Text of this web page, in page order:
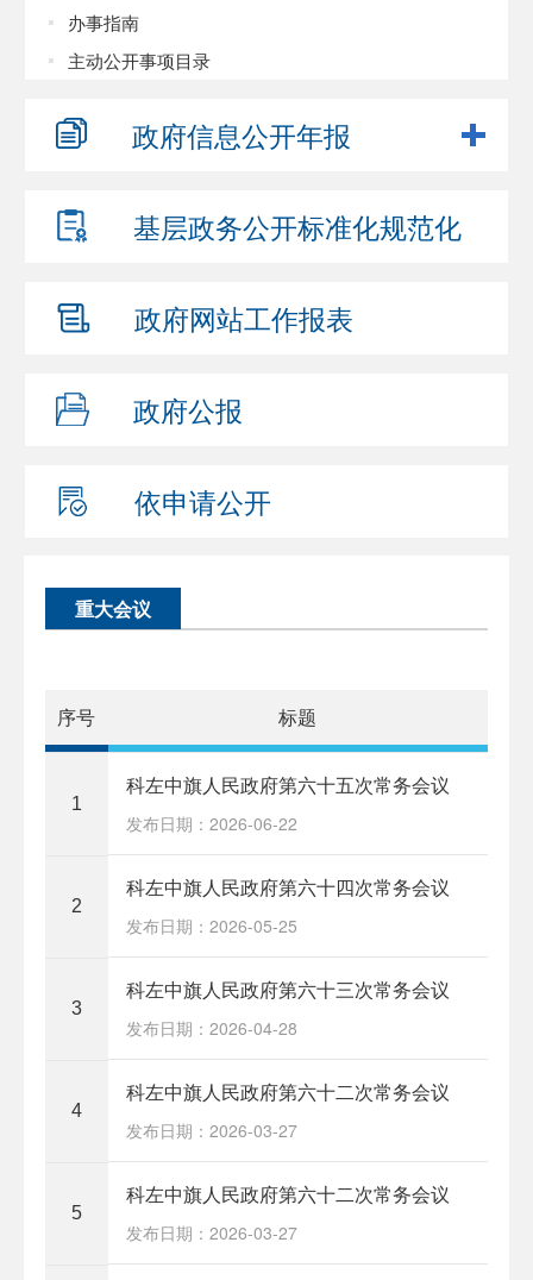
办事指南
主动公开事项目录
政府信息公开年报
基层政务公开标准化规范化
政府网站工作报表
政府公报
依申请公开
重大会议
序号 标题
1
科左中旗人民政府第六十五次常务会议
发布日期：2026-06-22
2
科左中旗人民政府第六十四次常务会议
发布日期：2026-05-25
3
科左中旗人民政府第六十三次常务会议
发布日期：2026-04-28
4
科左中旗人民政府第六十二次常务会议
发布日期：2026-03-27
5
科左中旗人民政府第六十二次常务会议
发布日期：2026-03-27